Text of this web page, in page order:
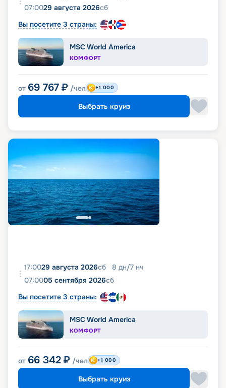
07:0029 августа 2026сб
Вы посетите 3 страны:
MSC World America
КОМФОРТ
от 69 767 ₽ /чел +1 000
Выбрать круиз
17:0029 августа 2026сб 8 дн/7 нч
07:0005 сентября 2026сб
Вы посетите 3 страны:
MSC World America
КОМФОРТ
от 66 342 ₽ /чел +1 000
Выбрать круиз